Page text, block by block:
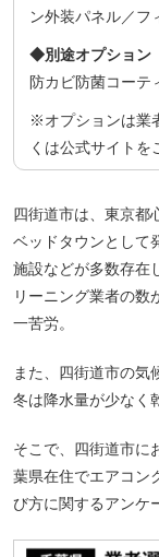
ン外装パネル／フ
◆別途オプション
防カビ防菌コー
※オプションは業
くは公式サイトを
四街道市は、東京都
ベッドタウンとして
施設などが多数存在
リーニング業者の数
一苦労。
また、四街道市の気
冬は降水量が少なく
そこで、四街道市に
葉県在住でエアコン
び方に関するアンケ